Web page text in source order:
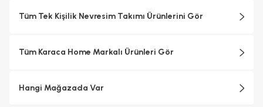
Tüm Tek Kişilik Nevresim Takımı Ürünlerini Gör
Tüm Karaca Home Markalı Ürünleri Gör
Hangi Mağazada Var